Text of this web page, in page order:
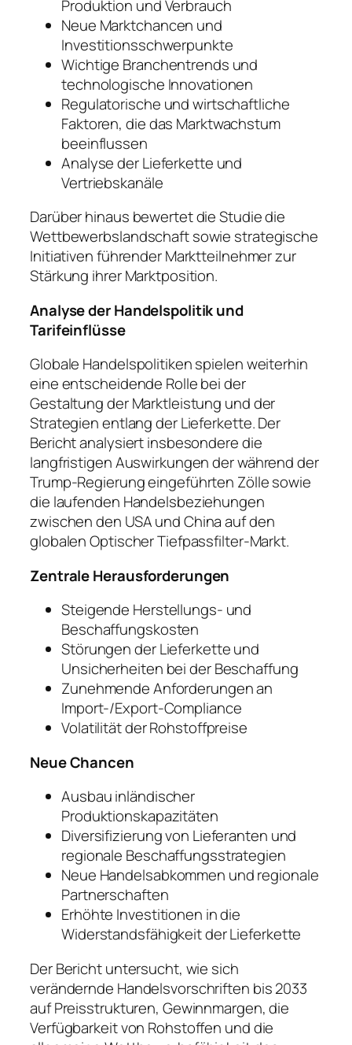
Produktion und Verbrauch
Neue Marktchancen und
Investitionsschwerpunkte
Wichtige Branchentrends und
technologische Innovationen
Regulatorische und wirtschaftliche
Faktoren, die das Marktwachstum
beeinflussen
Analyse der Lieferkette und
Vertriebskanäle
Darüber hinaus bewertet die Studie die
Wettbewerbslandschaft sowie strategische
Initiativen führender Marktteilnehmer zur
Stärkung ihrer Marktposition.
Analyse der Handelspolitik und
Tarifeinflüsse
Globale Handelspolitiken spielen weiterhin
eine entscheidende Rolle bei der
Gestaltung der Marktleistung und der
Strategien entlang der Lieferkette. Der
Bericht analysiert insbesondere die
langfristigen Auswirkungen der während der
Trump-Regierung eingeführten Zölle sowie
die laufenden Handelsbeziehungen
zwischen den USA und China auf den
globalen Optischer Tiefpassfilter-Markt.
Zentrale Herausforderungen
Steigende Herstellungs- und
Beschaffungskosten
Störungen der Lieferkette und
Unsicherheiten bei der Beschaffung
Zunehmende Anforderungen an
Import-/Export-Compliance
Volatilität der Rohstoffpreise
Neue Chancen
Ausbau inländischer
Produktionskapazitäten
Diversifizierung von Lieferanten und
regionale Beschaffungsstrategien
Neue Handelsabkommen und regionale
Partnerschaften
Erhöhte Investitionen in die
Widerstandsfähigkeit der Lieferkette
Der Bericht untersucht, wie sich
verändernde Handelsvorschriften bis 2033
auf Preisstrukturen, Gewinnmargen, die
Verfügbarkeit von Rohstoffen und die